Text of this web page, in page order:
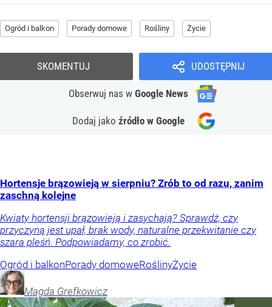
Ogród i balkon Porady domowe Rośliny Życie
UDOSTĘPNIJ
Obserwuj nas w Google News
Dodaj jako źródło w Google
SKOMENTUJ
Hortensje brązowieją w sierpniu? Zrób to od razu, zanim
zaschną kolejne
Kwiaty hortensji brązowieją i zasychają? Sprawdź, czy
przyczyną jest upał, brak wody, naturalne przekwitanie czy
szara pleśń. Podpowiadamy, co zrobić.
Ogród i balkonPorady domoweRoślinyŻycie
Magda Grefkowicz